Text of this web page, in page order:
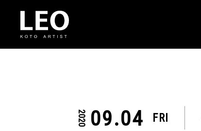
2020 09.04 FRI